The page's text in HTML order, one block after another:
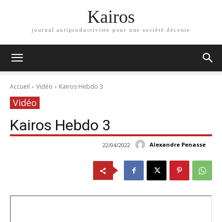
Kairos
journal antiproductiviste pour une société décente
Accueil Vidéo Kairos Hebdo 3
Vidéo
Kairos Hebdo 3
Alexandre Penasse
22/04/2022